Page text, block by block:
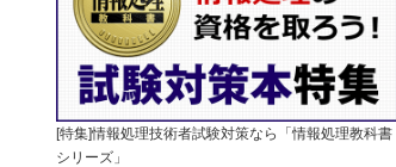
[特集]情報処理技術者試験対策なら「情報処理教科書
シリーズ」